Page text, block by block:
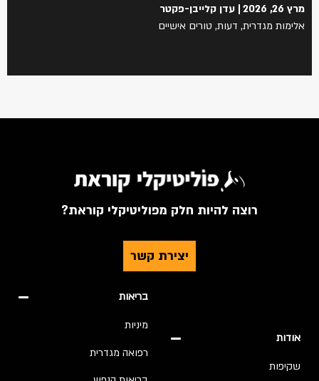
מרץ 26, 2026
עדן קלייבן-פקטר
אלימות מגדרית, דעות, טורים אישיים
רוצה להיות חלק מפוליטיקלי קוראת?
יצירת קשר
אודות
שקיפות
בריאות
מיניות
רפואה מגדרית